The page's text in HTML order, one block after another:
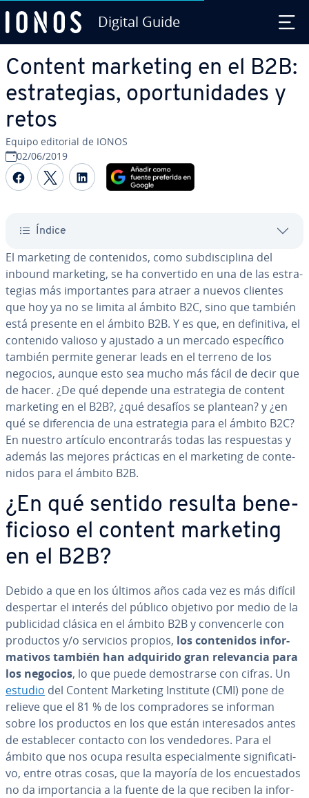
Digital Guide
Content marketing en el B2B:
es­tra­te­gias, opo­r­tu­ni­da­des y
retos
Equipo editorial de IONOS
02/06/2019
Compartir Facebook
Compartir Twitter
Compartir LinkedIn
Índice
El marketing de co­n­te­ni­dos, como su­b­di­s­ci­pli­na del
inbound marketing, se ha co­n­ve­r­ti­do en una de las es­tra­
te­gias más im­po­r­ta­n­tes para atraer a nuevos clientes
que hoy ya no se limita al ámbito B2C, sino que también
está presente en el ámbito B2B. Y es que, en de­fi­ni­ti­va, el
contenido valioso y ajustado a un mercado es­pe­cí­fi­co
también permite generar leads en el terreno de los
negocios, aunque esto sea mucho más fácil de decir que
de hacer. ¿De qué depende una es­tra­te­gia de content
marketing en el B2B?, ¿qué desafíos se plantean? y ¿en
qué se di­fe­re­n­cia de una es­tra­te­gia para el ámbito B2C?
En nuestro artículo en­co­n­tra­rás todas las re­s­pue­s­tas y
además las mejores prácticas en el marketing de co­n­te­
ni­dos para el ámbito B2B.
¿En qué sentido resulta be­ne­
fi­cio­so el content marketing
en el B2B?
Debido a que en los últimos años cada vez es más difícil
despertar el interés del público objetivo por medio de la
pu­bli­ci­dad clásica en el ámbito B2B y co­n­ve­n­ce­r­le con
productos y/o servicios propios, los co­n­te­ni­dos in­fo­r­
ma­ti­vos también han adquirido gran re­le­va­n­cia para
los negocios, lo que puede de­mo­s­trar­se con cifras. Un
estudio del Content Marketing Institute (CMI) pone de
relieve que el 81 % de los co­m­pra­do­res se informan
sobre los productos en los que están in­te­re­sa­dos antes
de es­ta­ble­cer contacto con los ve­n­de­do­res. Para el
ámbito que nos ocupa resulta es­pe­cia­l­me­n­te si­g­ni­fi­ca­ti­
vo, entre otras cosas, que la mayoría de los en­cue­s­ta­dos
no da im­po­r­ta­n­cia a la fuente de la que reciben la in­fo­r­